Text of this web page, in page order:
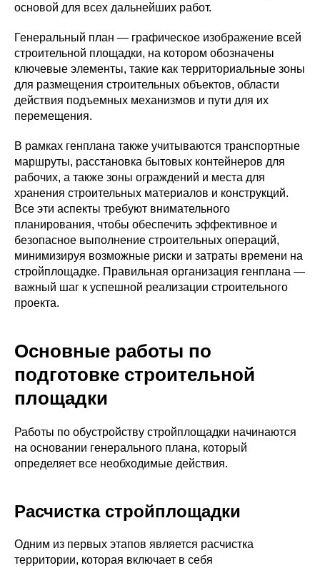
основой для всех дальнейших работ.
Генеральный план — графическое изображение всей
строительной площадки, на котором обозначены
ключевые элементы, такие как территориальные зоны
для размещения строительных объектов, области
действия подъемных механизмов и пути для их
перемещения.
В рамках генплана также учитываются транспортные
маршруты, расстановка бытовых контейнеров для
рабочих, а также зоны ограждений и места для
хранения строительных материалов и конструкций.
Все эти аспекты требуют внимательного
планирования, чтобы обеспечить эффективное и
безопасное выполнение строительных операций,
минимизируя возможные риски и затраты времени на
стройплощадке. Правильная организация генплана —
важный шаг к успешной реализации строительного
проекта.
Основные работы по
подготовке строительной
площадки
Работы по обустройству стройплощадки начинаются
на основании генерального плана, который
определяет все необходимые действия.
Расчистка стройплощадки
Одним из первых этапов является расчистка
территории, которая включает в себя